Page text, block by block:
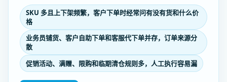
SKU 多且上下架频繁，客户下单时经常问有没有货和什么价
格
业务员铺货、客户自助下单和客服代下单并存，订单来源分
散
促销活动、满赠、限购和临期清仓规则多，人工执行容易漏